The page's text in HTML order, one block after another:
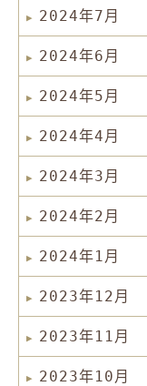
2024年7月
2024年6月
2024年5月
2024年4月
2024年3月
2024年2月
2024年1月
2023年12月
2023年11月
2023年10月